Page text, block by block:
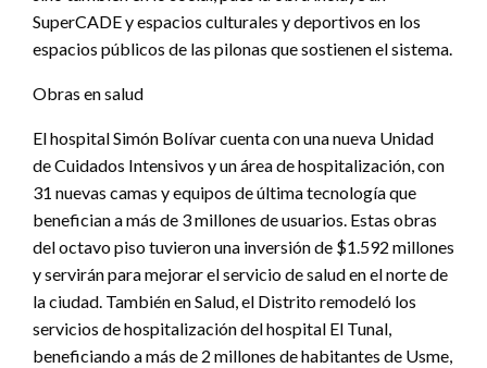
SuperCADE y espacios culturales y deportivos en los
espacios públicos de las pilonas que sostienen el sistema.
Obras en salud
El hospital Simón Bolívar cuenta con una nueva Unidad
de Cuidados Intensivos y un área de hospitalización, con
31 nuevas camas y equipos de última tecnología que
benefician a más de 3 millones de usuarios. Estas obras
del octavo piso tuvieron una inversión de $1.592 millones
y servirán para mejorar el servicio de salud en el norte de
la ciudad. También en Salud, el Distrito remodeló los
servicios de hospitalización del hospital El Tunal,
beneficiando a más de 2 millones de habitantes de Usme,